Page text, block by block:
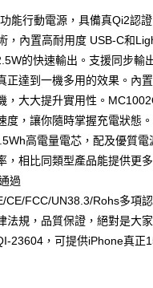
大股份有限公司」（以下簡稱本公
服務購買商品或服務，並由商店
哥付你分期」之契約關係目的，商
地址）提供予台灣大哥大進項蒐集
期帳單所需資料之確認、核對及
詳閱以下連結：https://oppay.tw/
方式進行付款，方視為交易完成。
當下不需立刻繳費，但若您需要
家同意取消之訂單仍視為有效，
取消欲退款等相關疑問，請聯繫「
有限公司提供之「AFTEE先享後
圍內提供個人資料，並將交易相關
限公司。
宜，請瀏覽以下網址：
先徵得法定代理人或監護人之同
付」時，將依據個別帳號之用戶狀
能行動電源，具備真Qi2認
，內置高耐用度 USB-C和
的快速輸出。支援同步輸
正達到一機多用的效果。內
，大大提升實用性。
度，讓你隨時掌握充電狀態
高電量電芯，配及優質電
，相比同類型產品能提供更
過
CE/FCC/UN38.3/Rohs多項
法規，品質保證，絕對是大家
23604，可提供iPhone真正